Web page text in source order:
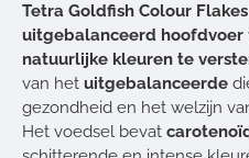
Tetra Goldfish Colour Flakes
uitgebalanceerd hoofdvoer
natuurlijke kleuren te
van het uitgebalanceerde
gezondheid en het welzijn
Het voedsel bevat